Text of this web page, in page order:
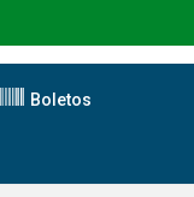
Boletos